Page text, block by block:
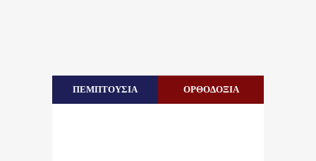
ΠΕΜΠΤΟΥΣΙΑ ΟΡΘΟΔΟΞΙΑ